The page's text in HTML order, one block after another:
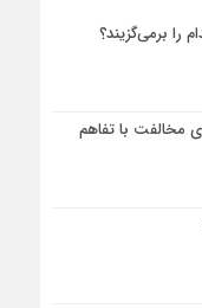
را برمی‌گزیند؟
مخالفت با تفاهم